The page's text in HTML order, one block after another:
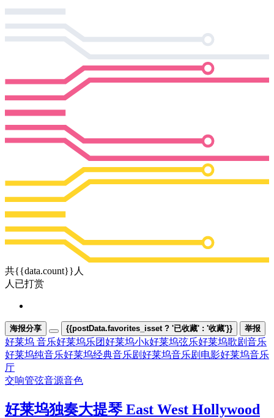
共{{data.count}}人
人已打赏
海报分享 {{postData.favorites_isset ? '已收藏' : '收藏'}} 举报
好莱坞 音乐好莱坞乐团好莱坞小k好莱坞弦乐好莱坞歌剧音乐
好莱坞纯音乐好莱坞经典音乐剧好莱坞音乐剧电影好莱坞音乐
厅
交响管弦音源音色
好莱坞独奏大提琴 East West Hollywood